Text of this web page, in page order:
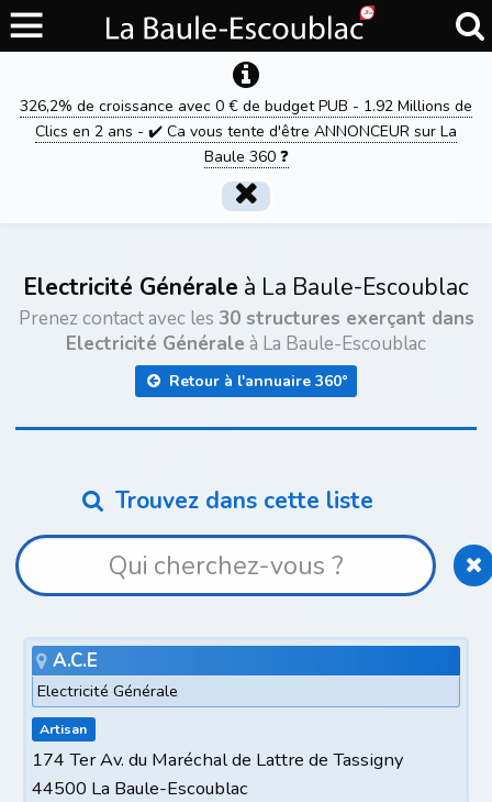
326,2% de croissance avec 0 € de budget PUB - 1.92 Millions de
Clics en 2 ans - ✔️ Ca vous tente d'être ANNONCEUR sur La
Baule 360 ❓
Electricité Générale à La Baule-Escoublac
Prenez contact avec les 30 structures exerçant dans
Electricité Générale à La Baule-Escoublac
Retour à l'annuaire 360°
Trouvez dans cette liste
A.C.E
Electricité Générale
Artisan
174 Ter Av. du Maréchal de Lattre de Tassigny
44500 La Baule-Escoublac